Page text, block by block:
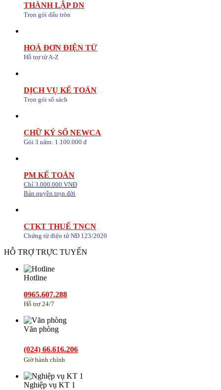
THÀNH LẬP DN
Trọn gói dấu tròn
HOÁ ĐƠN ĐIỆN TỬ
Hỗ trợ từ A-Z
DỊCH VỤ KẾ TOÁN
Trọn gói sổ sách
CHỮ KÝ SỐ NEWCA
Gói 3 năm: 1.100.000 đ
PM KẾ TOÁN
Chỉ 3.000.000 VNĐ
Bản quyền trọn đời
CTKT THUẾ TNCN
Chứng từ điện tử NĐ 123/2020
HỖ TRỢ TRỰC TUYẾN
Hotline
0965.607.288
Hỗ trợ 24/7
Văn phòng
(024) 66.616.206
Giờ hành chính
Nghiệp vụ KT 1